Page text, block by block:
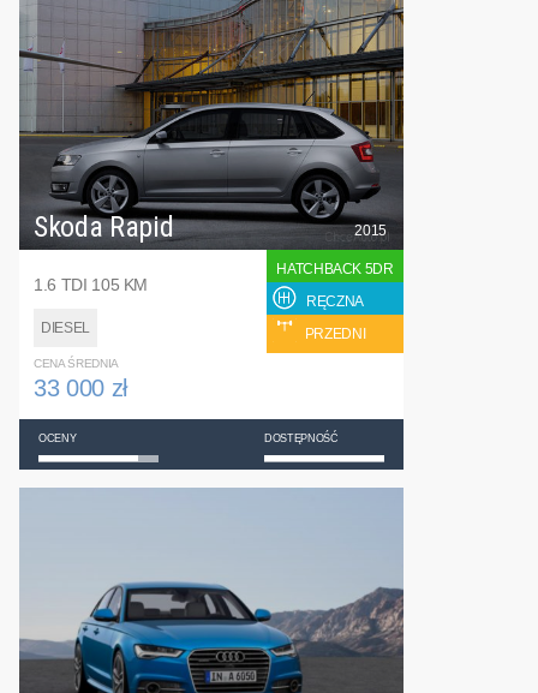
Skoda Rapid
1.6 TDI 105 KM
DIESEL
2015
HATCHBACK 5DR
RĘCZNA
PRZEDNI
CENA ŚREDNIA
33 000 zł
OCENY DOSTĘPNOŚĆ